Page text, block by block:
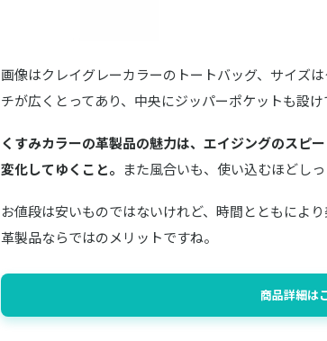
画像はクレイグレーカラーのトートバッグ、サイズ
チが広くとってあり、中央にジッパーポケットも設
くすみカラーの革製品の魅力は、エイジングのスピ
変化してゆくこと。 また風合いも、使い込むほどし
お値段は安いものではないけれど、時間とともによ
革製品ならではのメリットですね。
商品詳細は